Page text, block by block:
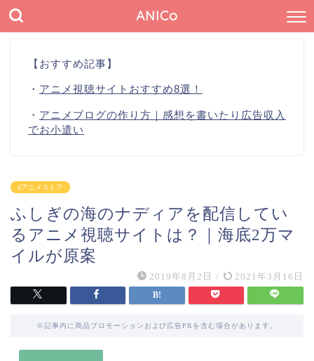
ANICo
【おすすめ記事】
・ アニメ視聴サイトおすすめ8選！
・ アニメブログの作り方｜感想を書いたり広告収入
でお小遣い
dアニメストア
ふしぎの海のナディアを配信してい
るアニメ視聴サイトは？｜海底2万マ
イルが原案
2019年8月2日 / 2021年3月16日
※記事内に商品プロモーションおよび広告PRを含む場合があります。